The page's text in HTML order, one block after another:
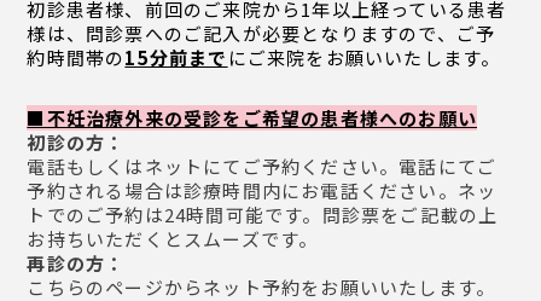
初診患者様、前回のご来院から1年以上経っている患者
様は、問診票へのご記入が必要となりますので、ご予
約時間帯の15分前まで にご来院をお願いいたします。
■不妊治療外来の受診をご希望の患者様へのお願い
初診の方：
電話もしくはネットにてご予約ください。電話にてご
予約される場合は診療時間内にお電話ください。ネッ
トでのご予約は24時間可能です。問診票をご記載の上
お持ちいただくとスムーズです。
再診の方：
こちらのページからネット予約をお願いいたします。